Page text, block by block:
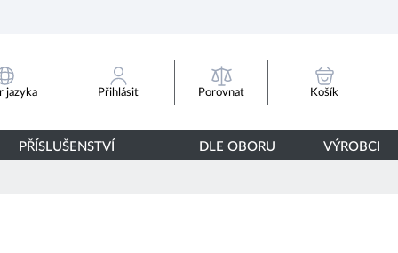
jazyka Přihlásit Porovnat Košík
PŘÍSLUŠENSTVÍ DLE OBORU VÝROBCI